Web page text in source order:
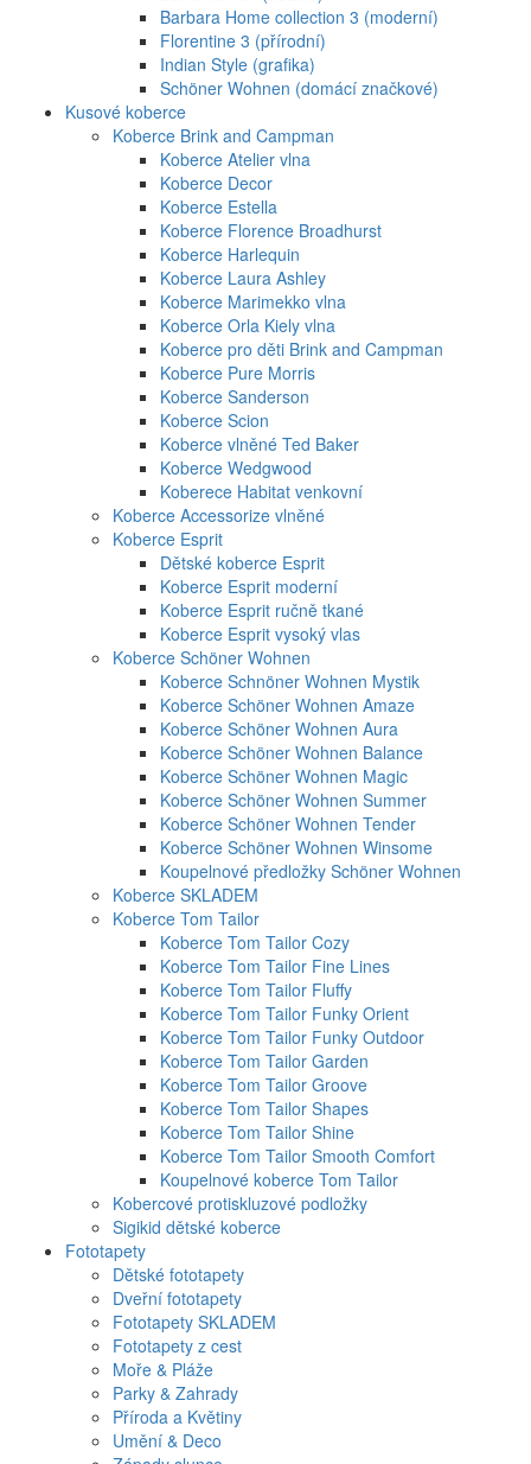
Barbara Home collection 3 (moderní)
Florentine 3 (přírodní)
Indian Style (grafika)
Schöner Wohnen (domácí značkové)
Kusové koberce
Koberce Brink and Campman
Koberce Atelier vlna
Koberce Decor
Koberce Estella
Koberce Florence Broadhurst
Koberce Harlequin
Koberce Laura Ashley
Koberce Marimekko vlna
Koberce Orla Kiely vlna
Koberce pro děti Brink and Campman
Koberce Pure Morris
Koberce Sanderson
Koberce Scion
Koberce vlněné Ted Baker
Koberce Wedgwood
Koberece Habitat venkovní
Koberce Accessorize vlněné
Koberce Esprit
Dětské koberce Esprit
Koberce Esprit moderní
Koberce Esprit ručně tkané
Koberce Esprit vysoký vlas
Koberce Schöner Wohnen
Koberce Schnöner Wohnen Mystik
Koberce Schöner Wohnen Amaze
Koberce Schöner Wohnen Aura
Koberce Schöner Wohnen Balance
Koberce Schöner Wohnen Magic
Koberce Schöner Wohnen Summer
Koberce Schöner Wohnen Tender
Koberce Schöner Wohnen Winsome
Koupelnové předložky Schöner Wohnen
Koberce SKLADEM
Koberce Tom Tailor
Koberce Tom Tailor Cozy
Koberce Tom Tailor Fine Lines
Koberce Tom Tailor Fluffy
Koberce Tom Tailor Funky Orient
Koberce Tom Tailor Funky Outdoor
Koberce Tom Tailor Garden
Koberce Tom Tailor Groove
Koberce Tom Tailor Shapes
Koberce Tom Tailor Shine
Koberce Tom Tailor Smooth Comfort
Koupelnové koberce Tom Tailor
Kobercové protiskluzové podložky
Sigikid dětské koberce
Fototapety
Dětské fototapety
Dveřní fototapety
Fototapety SKLADEM
Fototapety z cest
Moře & Pláže
Parky & Zahrady
Příroda a Květiny
Umění & Deco